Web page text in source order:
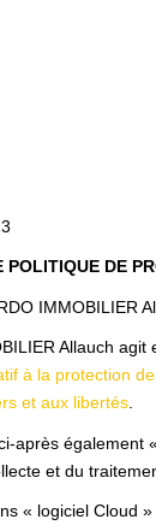
POLITIQUE DE
Allauch
à la protection
et aux libertés
après
et du
« logiciel Cloud